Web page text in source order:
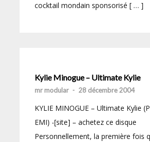
cocktail mondain sponsorisé [ … ]
Kylie Minogue – Ultimate Kylie
mr modular - 28 décembre 2004
KYLIE MINOGUE – Ultimate Kylie
EMI) -[site] – achetez ce disque
Personnellement, la première fois